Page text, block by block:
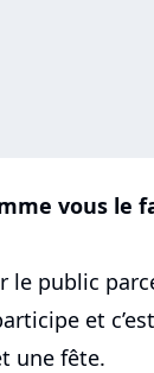
vous le
le public
et
une fête.